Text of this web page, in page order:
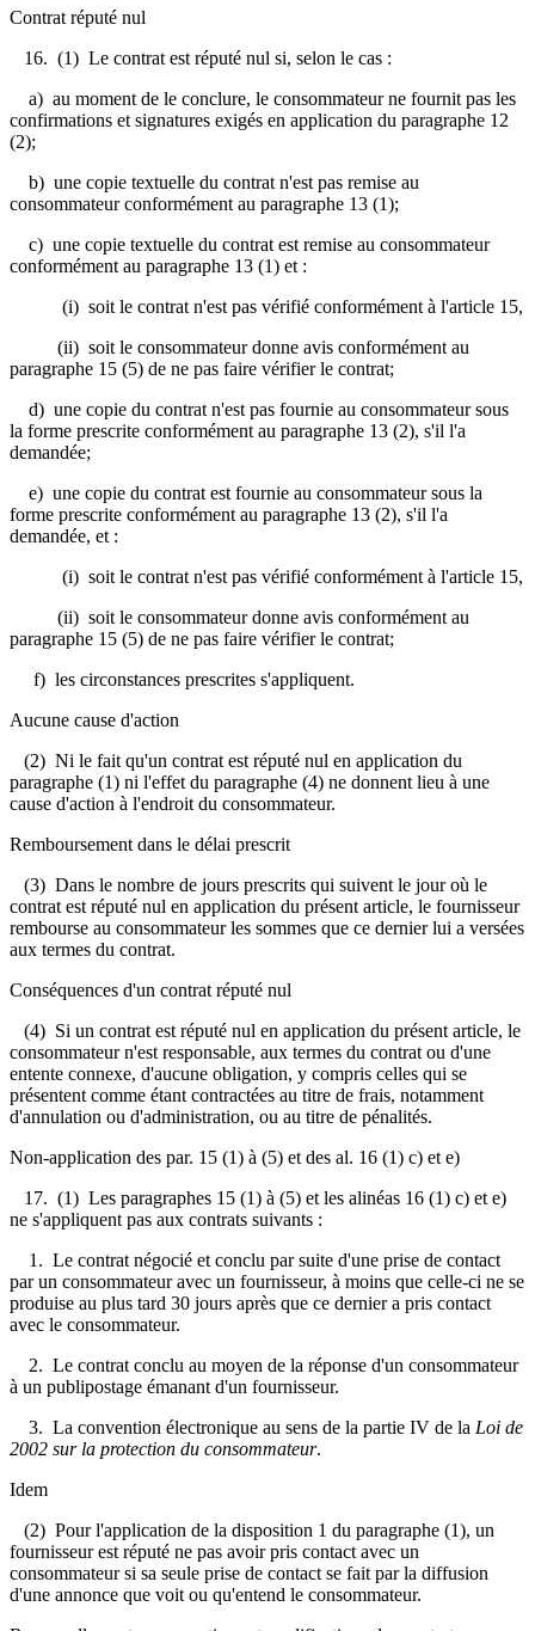
Contrat réputé nul
16. (1) Le contrat est réputé nul si, selon le cas :
a) au moment de le conclure, le consommateur ne fournit pas les
confirmations et signatures exigés en application du paragraphe 12
(2);
b) une copie textuelle du contrat n'est pas remise au
consommateur conformément au paragraphe 13 (1);
c) une copie textuelle du contrat est remise au consommateur
conformément au paragraphe 13 (1) et :
(i) soit le contrat n'est pas vérifié conformément à l'article 15,
(ii) soit le consommateur donne avis conformément au
paragraphe 15 (5) de ne pas faire vérifier le contrat;
d) une copie du contrat n'est pas fournie au consommateur sous
la forme prescrite conformément au paragraphe 13 (2), s'il l'a
demandée;
e) une copie du contrat est fournie au consommateur sous la
forme prescrite conformément au paragraphe 13 (2), s'il l'a
demandée, et :
(i) soit le contrat n'est pas vérifié conformément à l'article 15,
(ii) soit le consommateur donne avis conformément au
paragraphe 15 (5) de ne pas faire vérifier le contrat;
f) les circonstances prescrites s'appliquent.
Aucune cause d'action
(2) Ni le fait qu'un contrat est réputé nul en application du
paragraphe (1) ni l'effet du paragraphe (4) ne donnent lieu à une
cause d'action à l'endroit du consommateur.
Remboursement dans le délai prescrit
(3) Dans le nombre de jours prescrits qui suivent le jour où le
contrat est réputé nul en application du présent article, le fournisseur
rembourse au consommateur les sommes que ce dernier lui a versées
aux termes du contrat.
Conséquences d'un contrat réputé nul
(4) Si un contrat est réputé nul en application du présent article, le
consommateur n'est responsable, aux termes du contrat ou d'une
entente connexe, d'aucune obligation, y compris celles qui se
présentent comme étant contractées au titre de frais, notamment
d'annulation ou d'administration, ou au titre de pénalités.
Non-application des par. 15 (1) à (5) et des al. 16 (1) c) et e)
17. (1) Les paragraphes 15 (1) à (5) et les alinéas 16 (1) c) et e)
ne s'appliquent pas aux contrats suivants :
1. Le contrat négocié et conclu par suite d'une prise de contact
par un consommateur avec un fournisseur, à moins que celle-ci ne se
produise au plus tard 30 jours après que ce dernier a pris contact
avec le consommateur.
2. Le contrat conclu au moyen de la réponse d'un consommateur
à un publipostage émanant d'un fournisseur.
3. La convention électronique au sens de la partie IV de la Loi de
2002 sur la protection du consommateur.
Idem
(2) Pour l'application de la disposition 1 du paragraphe (1), un
fournisseur est réputé ne pas avoir pris contact avec un
consommateur si sa seule prise de contact se fait par la diffusion
d'une annonce que voit ou qu'entend le consommateur.